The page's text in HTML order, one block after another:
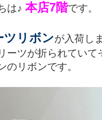
は♪ 本店7階です。
ツリボンが入荷し
ーツが折られてい
のリボンです。